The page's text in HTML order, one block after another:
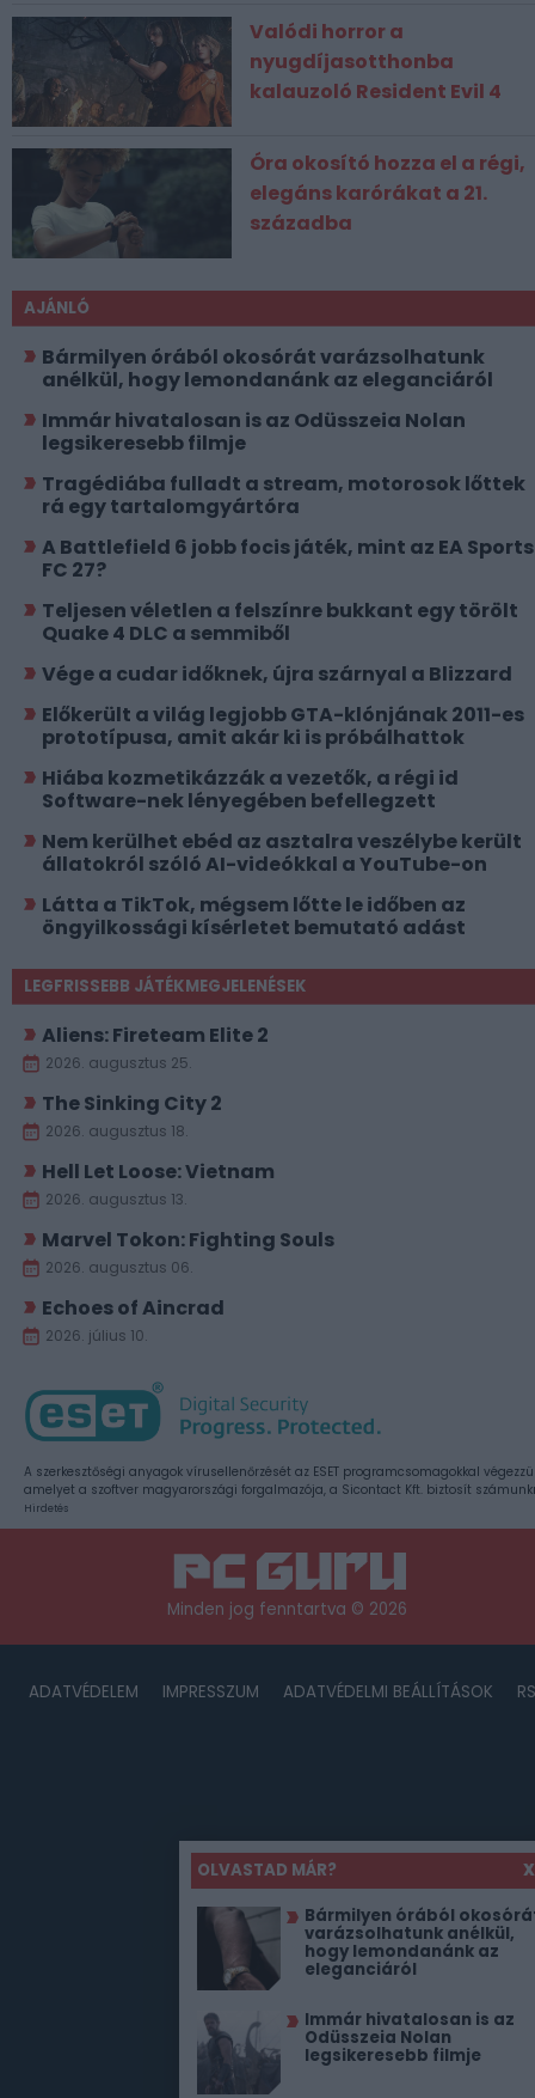
OLVASTAD MÁR?
X
Bármilyen órából
varázsolhatunk anélkül,
hogy lemondanánk az
eleganciáról
Immár hivatalosan is az
Odüsszeia Nolan
legsikeresebb filmje
Valódi horror a
nyugdíjasotthonba
kalauzoló Resident Evil 4
Óra okosító hozza el a régi,
elegáns karórákat a 21.
századba
AJÁNLÓ
Bármilyen órából okosórát varázsolhatunk
anélkül, hogy lemondanánk az eleganciáról
Immár hivatalosan is az Odüsszeia Nolan
legsikeresebb filmje
Tragédiába fulladt a stream, motorosok lőttek
rá egy tartalomgyártóra
A Battlefield 6 jobb focis játék, mint az EA Sports
FC 27?
Teljesen véletlen a felszínre bukkant egy törölt
Quake 4 DLC a semmiből
Vége a cudar időknek, újra szárnyal a Blizzard
Előkerült a világ legjobb GTA-klónjának 2011-es
prototípusa, amit akár ki is próbálhattok
Hiába kozmetikázzák a vezetők, a régi id
Software-nek lényegében befellegzett
Nem kerülhet ebéd az asztalra veszélybe került
állatokról szóló AI-videókkal a YouTube-on
Látta a TikTok, mégsem lőtte le időben az
öngyilkossági kísérletet bemutató adást
LEGFRISSEBB JÁTÉKMEGJELENÉSEK
Aliens: Fireteam Elite 2
2026. augusztus 25.
The Sinking City 2
2026. augusztus 18.
Hell Let Loose: Vietnam
2026. augusztus 13.
Marvel Tokon: Fighting Souls
2026. augusztus 06.
Echoes of Aincrad
2026. július 10.
A szerkesztőségi anyagok vírusellenőrzését az ESET programcsomagokkal
amelyet a szoftver magyarországi forgalmazója, a Sicontact Kft. biztosít
Hirdetés
Minden jog fenntartva © 2026
ADATVÉDELEM IMPRESSZUM ADATVÉDELMI BEÁLLÍTÁSOK